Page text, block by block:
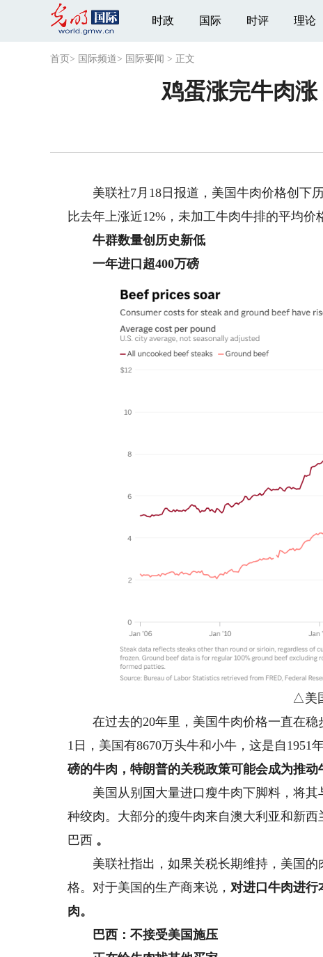
时政 国际 时评 理论
首页 > 国际频道> 国际要闻 > 正文
鸡蛋涨完牛肉
美联社7月18日报道，美国牛肉价格创下
比去年上涨近12%，未加工牛肉牛排的平均价
牛群数量创历史新低
一年进口超400万磅
△美国
在过去的20年里，美国牛肉价格一直在稳
1日，美国有8670万头牛和小牛，这是自1951
磅的牛肉，特朗普的关税政策可能会成为推动
美国从别国大量进口瘦牛肉下脚料，将其
种绞肉。大部分的瘦牛肉来自澳大利亚和新
巴西 。
美联社指出，如果关税长期维持，美国的
格。对于美国的生产商来说，对进口牛肉进行
肉。
巴西：不接受美国施压